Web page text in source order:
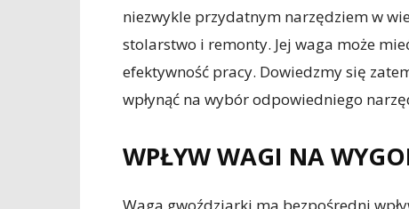
niezwykle przydatnym narzędziem w
stolarstwo i remonty. Jej waga może
efektywność pracy. Dowiedzmy się
wpłynąć na wybór odpowiedniego
WPŁYW WAGI NA